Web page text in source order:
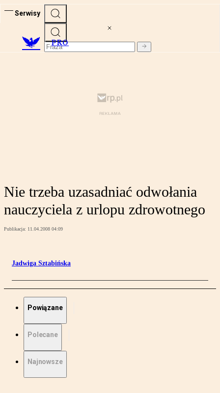
Serwisy
PRO
Nie trzeba uzasadniać odwołania
nauczyciela z urlopu zdrowotnego
Publikacja: 11.04.2008 04:09
Jadwiga Sztabińska
Powiązane
Polecane
Najnowsze